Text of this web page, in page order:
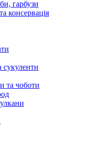
гарбузи
консервація
сукуленти
та чоботи